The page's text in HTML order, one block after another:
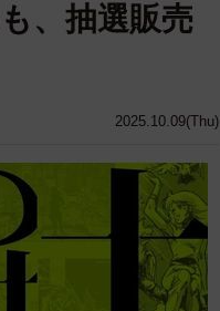
2025.10.09(Thu)
、抽選販売